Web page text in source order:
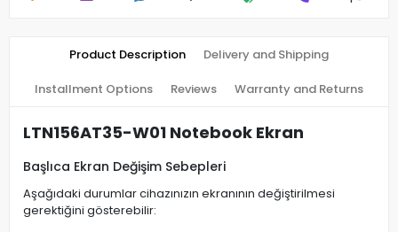
Product Description Delivery and Shipping
Installment Options Reviews Warranty and Returns
LTN156AT35-W01 Notebook Ekran
Başlıca Ekran Değişim Sebepleri
Aşağıdaki durumlar cihazınızın ekranının değiştirilmesi
gerektiğini gösterebilir: